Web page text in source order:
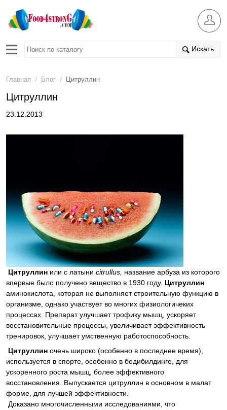
Искать
Главная / Блог / Цитруллин
Цитруллин
23.12.2013
Цитруллин или с латыни citrullus, название арбуза из которого
впервые было получено вещество в 1930 году. Цитруллин
аминокислота, которая не выполняет строительную функцию в
организме, однако участвует во многих физиологичеких
процессах. Препарат улучшает трофику мышц, ускоряет
восстановительные процессы, увеличивает эффективность
тренировок, улучшает умственную работоспособность.
Цитруллин очень широко (особенно в последнее время),
используется в спорте, особенно в бодибилдинге, для
ускоренного роста мышц, более эффективного
восстановления. Выпускается цитруллин в основном в малат
форме, для лучшей эффективности.
Доказано многочисленными исследованиями, что